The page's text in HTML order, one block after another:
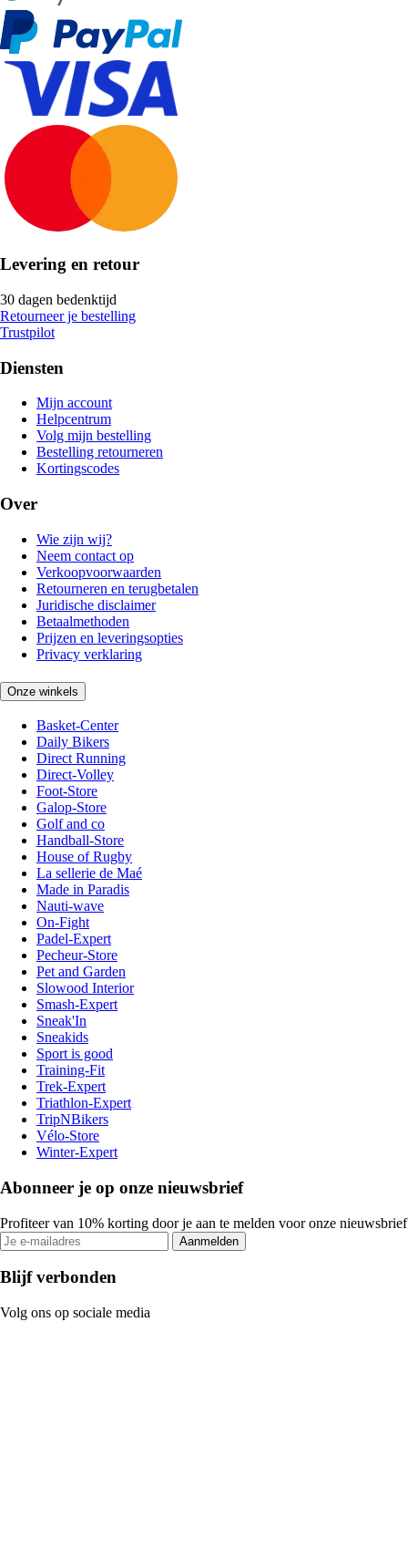
Levering en retour
30 dagen bedenktijd
Retourneer je bestelling
Trustpilot
Diensten
Mijn account
Helpcentrum
Volg mijn bestelling
Bestelling retourneren
Kortingscodes
Over
Wie zijn wij?
Neem contact op
Verkoopvoorwaarden
Retourneren en terugbetalen
Juridische disclaimer
Betaalmethoden
Prijzen en leveringsopties
Privacy verklaring
Onze winkels
Basket-Center
Daily Bikers
Direct Running
Direct-Volley
Foot-Store
Galop-Store
Golf and co
Handball-Store
House of Rugby
La sellerie de Maé
Made in Paradis
Nauti-wave
On-Fight
Padel-Expert
Pecheur-Store
Pet and Garden
Slowood Interior
Smash-Expert
Sneak'In
Sneakids
Sport is good
Training-Fit
Trek-Expert
Triathlon-Expert
TripNBikers
Vélo-Store
Winter-Expert
Abonneer je op onze nieuwsbrief
Profiteer van 10% korting door je aan te melden voor onze nieuwsbrief
Aanmelden
Blijf verbonden
Volg ons op sociale media